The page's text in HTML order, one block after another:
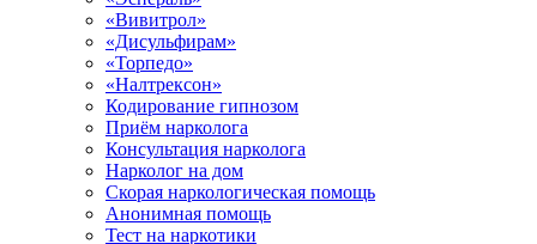
«Вивитрол»
«Дисульфирам»
«Торпедо»
«Налтрексон»
Кодирование гипнозом
Приём нарколога
Консультация нарколога
Нарколог на дом
Скорая наркологическая помощь
Анонимная помощь
Тест на наркотики